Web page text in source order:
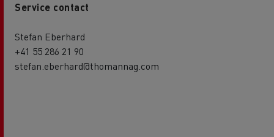
Service contact
Stefan Eberhard
+41 55 286 21 90
stefan.eberhard@thomannag.com